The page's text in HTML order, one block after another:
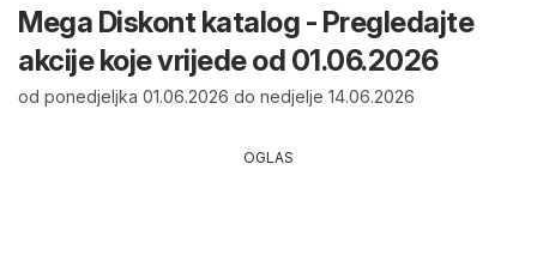
Mega Diskont katalog - Pregledajte
akcije koje vrijede od 01.06.2026
od ponedjeljka 01.06.2026 do nedjelje 14.06.2026
OGLAS